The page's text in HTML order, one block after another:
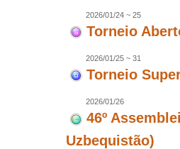
2026/01/24 ~ 25
Torneio
2026/01/25 ~ 31
Torneio
2026/01/26
46º
Uzbequistão)